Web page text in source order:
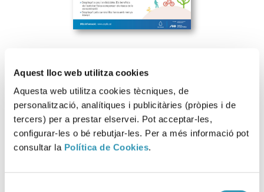
Aquest lloc web utilitza cookies
Aquesta web utilitza cookies tècniques, de
personalització, analítiques i publicitàries (pròpies i de
tercers) per a prestar elservei. Pot acceptar-les,
configurar-les o bé rebutjar-les. Per a més informació pot
consultar la Política de Cookies.
Descarregar fitxer
Pòster dels efectes de la contaminació atmosfèrica sobre
la salut i recomanacions per la salut.